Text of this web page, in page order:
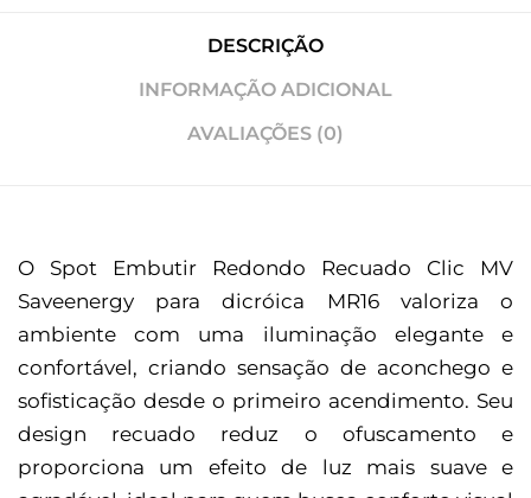
DESCRIÇÃO
INFORMAÇÃO ADICIONAL
AVALIAÇÕES (0)
O Spot Embutir Redondo Recuado Clic MV
Saveenergy para dicróica MR16 valoriza o
ambiente com uma iluminação elegante e
confortável, criando sensação de aconchego e
sofisticação desde o primeiro acendimento. Seu
design recuado reduz o ofuscamento e
proporciona um efeito de luz mais suave e